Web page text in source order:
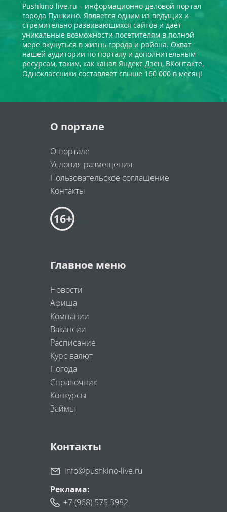
Pushkino-live.ru – информационно-деловой портал
города Пушкино. Является одним из ведущих и
стремительно развивающихся сайтов и даёт
уникальные возможности посетителям в полной
мере окунуться в жизнь города и района. Охват
нашей аудитории по порталу и дополнительным
ресурсам, таким, как канал Яндекс Дзен, ВКонтакте,
Одноклассники составляет свыше 160 000 в месяц!
О портале
О портале
Условия размещения
Пользовательское соглашение
Контакты
Главное меню
Новости
Афиша
Компании
Вакансии
Расписание
Курс валют
Погода
Справочник
Конкурсы
Займы
Контакты
info@pushkino-live.ru
Реклама:
+7 (968) 575 3982